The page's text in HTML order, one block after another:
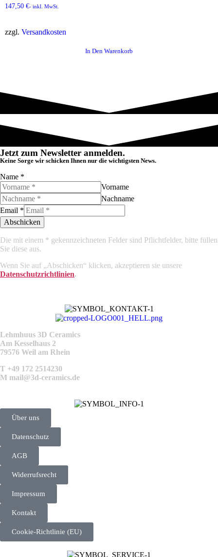
147,50 €- inkl. MwSt.
In Den Warenkorb
zzgl. Versandkosten
Jetzt zum Newsletter anmelden.
Keine Sorge wir schicken Ihnen nur die wichtigsten News.
Name *
Vorname
Nachname
Email *
Abschicken
Die mit einem * gekennzeichneten Felder sind Pflichtfelder, bitte füllen
Sie diese aus.
Wenn Sie auf „Abschicken“ klicken, akzeptieren sie unsere
Datenschutzrichtlinien.
Lehmhuus 3D Ceramics
Am Kesselhaus 2
79576 Weil am Rhein
T +49 172 2514230
M mail@3d-ceramics.de
Über uns
Datenschutz
AGB
Widerrufsrecht
Impressum
Kontakt
Cookie-Richtlinie (EU)